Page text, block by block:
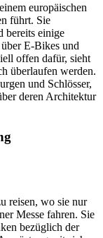
europäischen
führt. Sie
bereits einige
E-Bikes und
offen dafür, sieht
überlaufen werden.
und Schlösser,
deren Architektur
reisen, wo sie nur
Messe fahren. Sie
bezüglich der